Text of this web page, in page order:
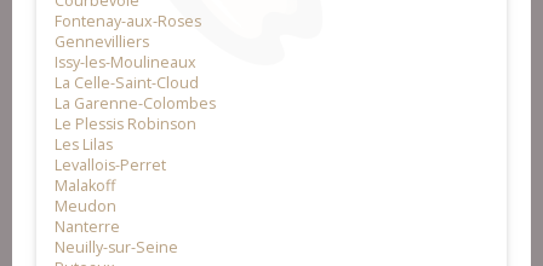
Fontenay-aux-Roses
Gennevilliers
Issy-les-Moulineaux
La Celle-Saint-Cloud
La Garenne-Colombes
Le Plessis Robinson
Les Lilas
Levallois-Perret
Malakoff
Meudon
Nanterre
Neuilly-sur-Seine